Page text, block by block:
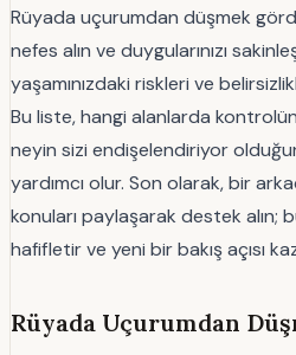
Rüyada uçurumdan düşmek
nefes alın ve duygularınızı
yaşamınızdaki riskleri ve
Bu liste, hangi alanlarda
neyin sizi endişelendiriyor
yardımcı olur. Son olarak, bir
konuları paylaşarak destek alın;
hafifletir ve yeni bir bakış açısı
Rüyada Uçurumdan